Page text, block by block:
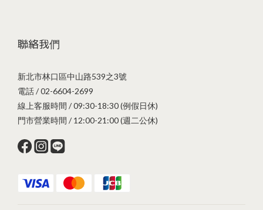
聯絡我們
新北市林口區中山路539之3號
電話 / 02-6604-2699
線上客服時間 / 09:30-18:30 (例假日休)
門市營業時間 / 12:00-21:00 (週二公休)